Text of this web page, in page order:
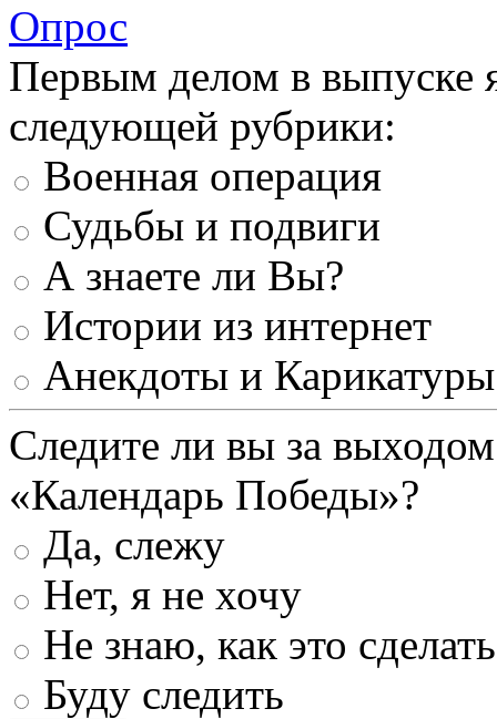
Опрос
Первым делом в выпуске
следующей рубрики:
Военная операция
Судьбы и подвиги
А знаете ли Вы?
Истории из интернет
Анекдоты и Карикатуры
Следите ли вы за
«Календарь Победы»?
Да, слежу
Нет, я не хочу
Не знаю, как это сделать
Буду следить